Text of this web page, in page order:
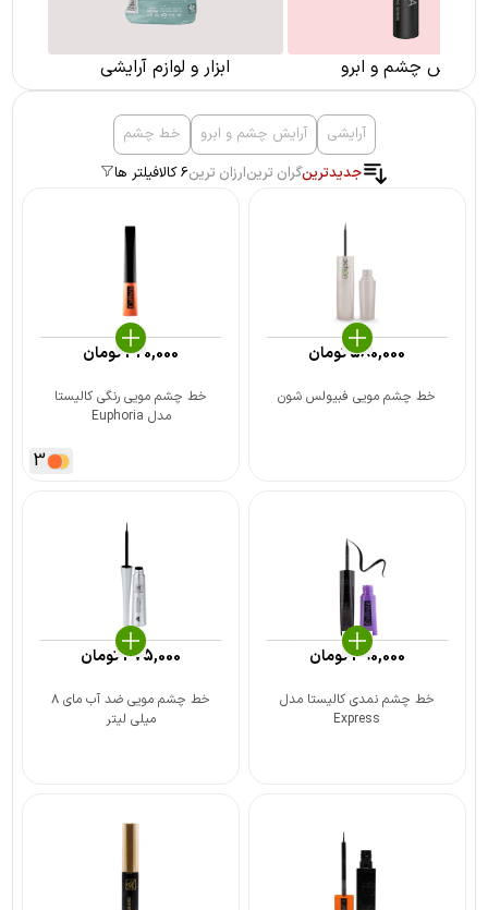
آرایش چشم و ابرو ابزار و لوازم آرایشی
آرایشی آرایش چشم و ابرو
خط چشم
جدیدترینگران ترینارزان ترین6 کالا فیلتر ها
خط چشم مویی فبیولس شون
580,000تومان
خط چشم مویی رنگی کالیستا
مدل Euphoria
320,000تومان
3
خط چشم نمدی کالیستا مدل
Express
490,000تومان
خط چشم مویی ضد آب مای ۸
میلی لیتر
475,000تومان